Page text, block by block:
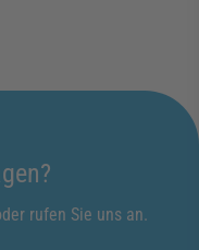
rufen Sie uns an.